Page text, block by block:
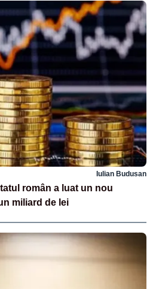
Iulian Budusan
român a luat un nou
miliard de lei